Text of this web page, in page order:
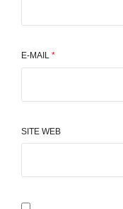
E-MAIL *
SITE WEB